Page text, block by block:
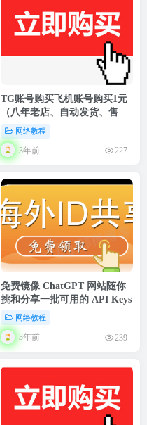
TG账号购买飞机账号购买1元
（八年老店、自动发货、售后
无忧）网络教程
3年前 227
免费镜像 ChatGPT 网站随你
挑和分享一批可用的 API Keys
网络教程
3年前 239